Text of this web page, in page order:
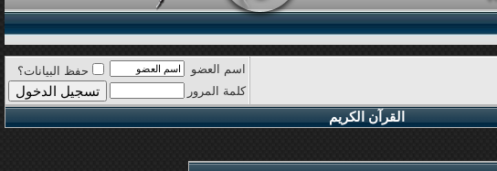
اسم العضو
حفظ البيانات؟
كلمة المرور
القرآن الكريم